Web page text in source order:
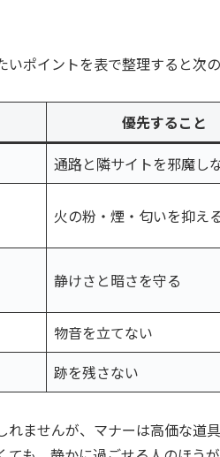
ポイントを表で整理すると次の
優先すること
通路と隣サイトを邪魔し
火の粉・煙・匂いを抑え
静けさと暗さを守る
物音を立てない
跡を残さない
れませんが、マナーは高価な道